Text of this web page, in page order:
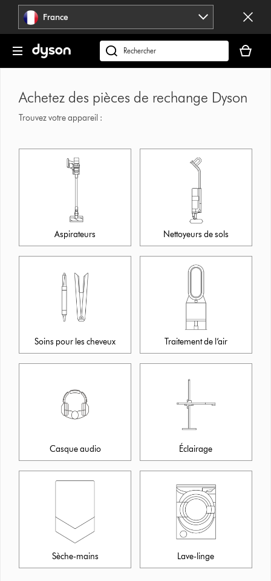
Sauter
pages
France
Rechercher
des
panier
est
Achetez des pièces de rechange Dyson
Trouvez votre appareil :
Aspirateurs Nettoyeurs de sols
Soins pour les cheveux Traitement de l’air
Casque audio Éclairage
Sèche-mains Lave-linge